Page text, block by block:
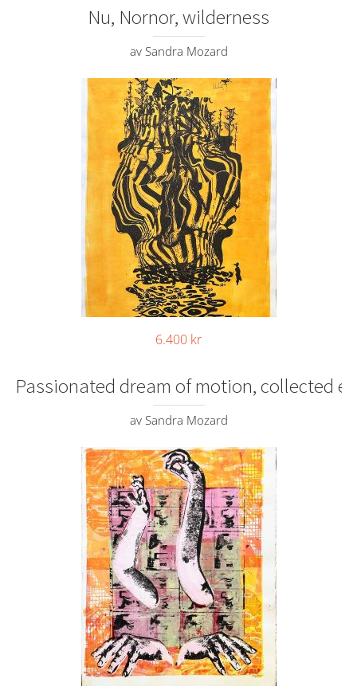
Nu, Nornor, wilderness
av Sandra Mozard
6.400 kr
Passionated dream of motion, collected
av Sandra Mozard